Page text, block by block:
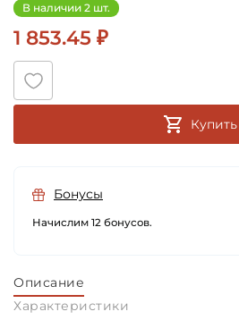
В наличии 2 шт.
1 853.45 ₽
Купить
Бонусы
Начислим 12 бонусов.
Описание
Характеристики